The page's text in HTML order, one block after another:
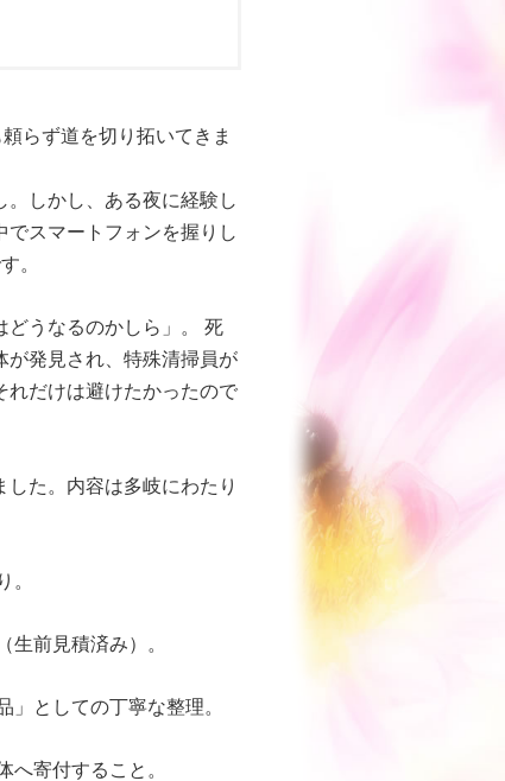
らず道を切り拓いてきま
しかし、ある夜に経験し
スマートフォンを握りし
。
どうなるのかしら」。 死
が発見され、特殊清掃員が
れだけは避けたかったので
た。内容は多岐にわたり
。
生前見積済み）。
としての丁寧な整理。
へ寄付すること。